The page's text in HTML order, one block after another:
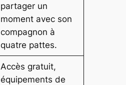
partager un
moment avec son
compagnon à
quatre pattes.
Accès gratuit,
équipements de